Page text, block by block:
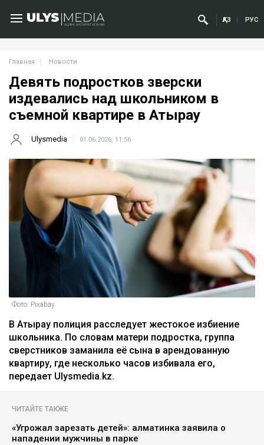
ҚАЗ РУС
Главная Новости
Девять подростков зверски
издевались над школьником в
съемной квартире в Атырау
Ulysmedia 01.06.2026, 11:56
Фото: Pixabay
В Атырау полиция расследует жестокое избиение
школьника. По словам матери подростка, группа
сверстников заманила её сына в арендованную
квартиру, где несколько часов избивала его,
передает Ulysmedia.kz.
ЧИТАЙТЕ ТАКЖЕ
«Угрожал зарезать детей»: алматинка заявила о
нападении мужчины в парке